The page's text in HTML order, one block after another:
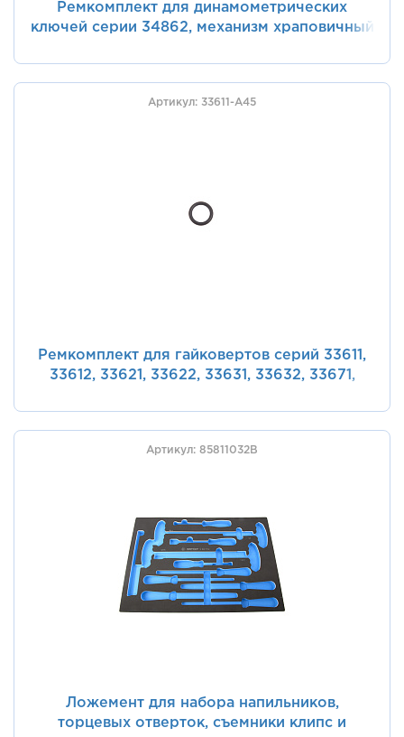
Ремкомплект для динамометрических
ключей серии 34862, механизм храповичный
Артикул: 33611-A45
Ремкомплект для гайковертов серий 33611,
33612, 33621, 33622, 33631, 33632, 33671,
ударной насадки KING TONY 33611-A45
Артикул: 85811032B
Ложемент для набора напильников,
торцевых отверток, съемники клипс и